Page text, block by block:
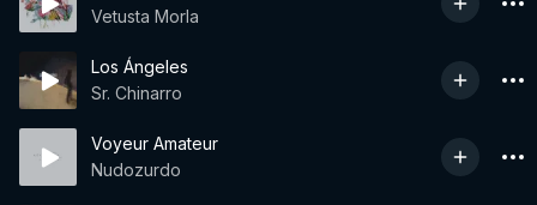
Vetusta Morla
Los Ángeles
Sr. Chinarro
Voyeur Amateur
Nudozurdo